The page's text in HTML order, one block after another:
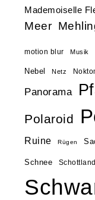
Mademoiselle
Meer
motion blur Musik
Nebel Netz
Panorama
Polaroid
Ruine Rügen
Schnee Schottland